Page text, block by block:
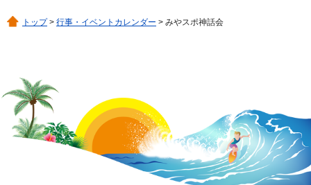
トップ> 行事・イベントカレンダー > みやスポ神話会